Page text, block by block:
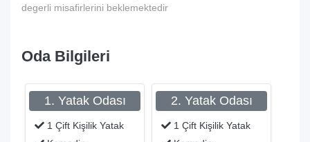
degerli misafirlerini beklemektedir
Oda Bilgileri
1. Yatak Odası
1 Çift Kişilik Yatak
2. Yatak Odası
1 Çift Kişilik Yatak